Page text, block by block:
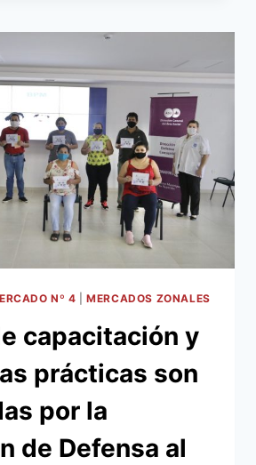
Nº 4 |MERCADOS ZONALES
capacitación y
prácticas son
por la
de Defensa al